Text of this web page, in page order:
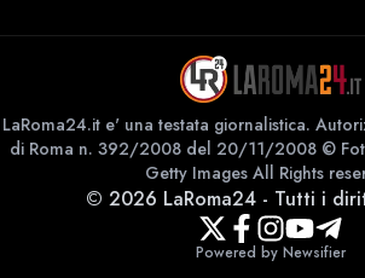
LaRoma24.it e' una testata giornalistica.
di Roma n. 392/2008 del 20/11/2008 ©
Getty Images All Rights
© 2026 LaRoma24- Tutti i
Powered by Newsifier